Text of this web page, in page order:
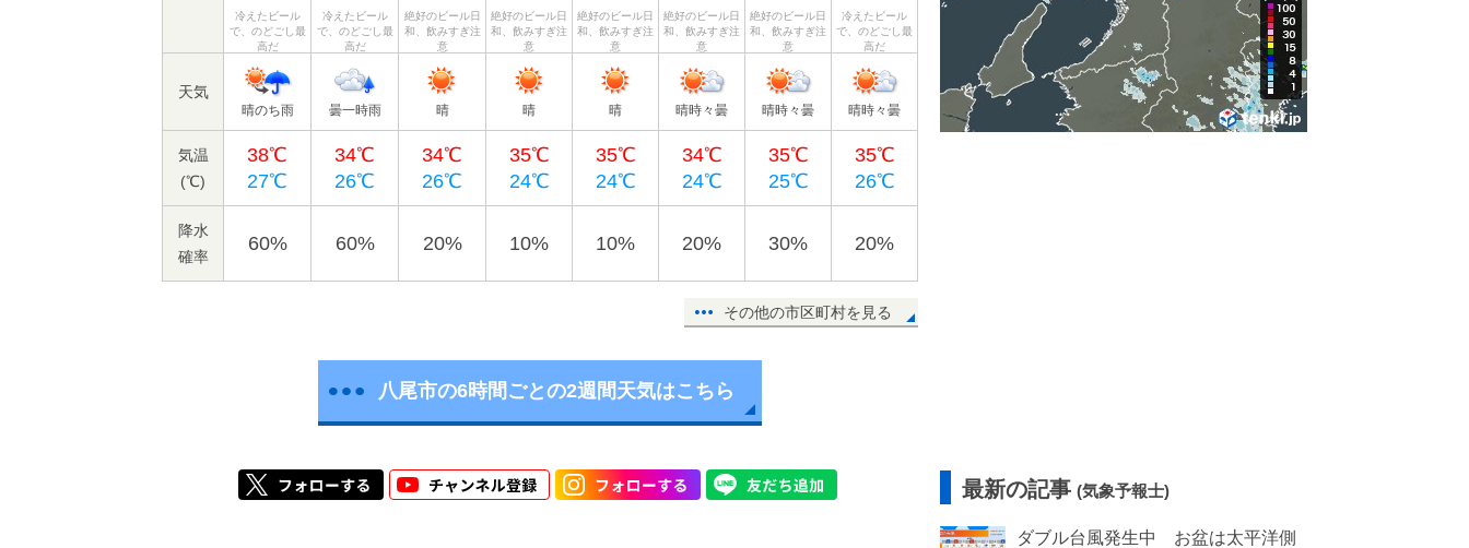
冷えたビール
で、のどごし最
高だ
冷えたビール
で、のどごし最
高だ
絶好のビール日
和、飲みすぎ注
意
絶好のビール日
和、飲みすぎ注
意
絶好のビール日
和、飲みすぎ注
意
絶好のビール日
和、飲みすぎ注
意
絶好のビール日
和、飲みすぎ注
意
冷えたビール
で、のどごし最
高だ
天気
晴のち雨 曇一時雨 晴 晴 晴 晴時々曇 晴時々曇 晴時々曇
気温
(℃)
38℃
27℃
34℃
26℃
34℃
26℃
35℃
24℃
35℃
24℃
34℃
24℃
35℃
25℃
35℃
26℃
降水
確率
60% 60% 20% 10% 10% 20% 30% 20%
その他の市区町村を見る
八尾市の6時間ごとの2週間天気はこちら
最新の記事 (気象予報士)
ダブル台風発生中 お盆は太平洋側